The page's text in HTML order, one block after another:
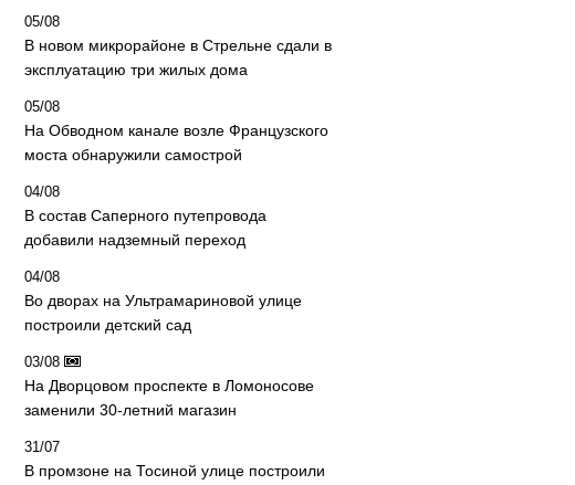
05/08
В новом микрорайоне в Стрельне сдали в
эксплуатацию три жилых дома
05/08
На Обводном канале возле Французского
моста обнаружили самострой
04/08
В состав Саперного путепровода
добавили надземный переход
04/08
Во дворах на Ультрамариновой улице
построили детский сад
03/08
На Дворцовом проспекте в Ломоносове
заменили 30-летний магазин
31/07
В промзоне на Тосиной улице построили